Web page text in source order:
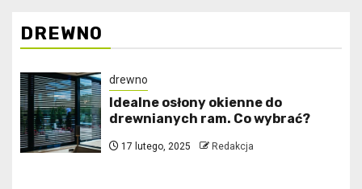
DREWNO
drewno
Idealne osłony okienne do
drewnianych ram. Co wybrać?
17 lutego, 2025 Redakcja